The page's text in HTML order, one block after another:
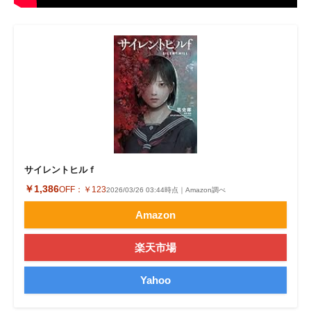
IT製品の技術・比較・事例
製造業のIT導入・活用を支援
モノづくり技術者専門サイト
エレクトロニクス専門サイト
電子設計の基本と応用
エネルギーの専門メディア
ちょっと気になるネットの話題
サイレントヒルｆ
￥1,386OFF： ￥1232026/03/26 03:44時点｜Amazon調べ
Amazon
楽天市場
Yahoo